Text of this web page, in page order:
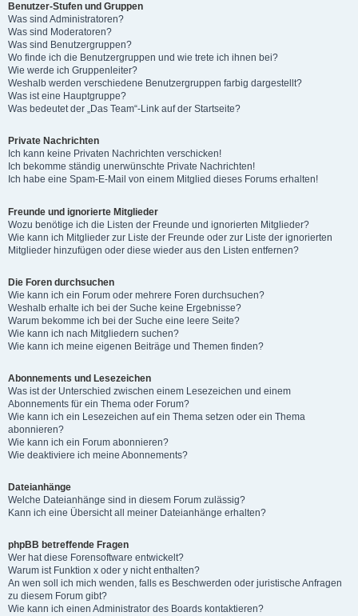
Benutzer-Stufen und Gruppen
Was sind Administratoren?
Was sind Moderatoren?
Was sind Benutzergruppen?
Wo finde ich die Benutzergruppen und wie trete ich ihnen bei?
Wie werde ich Gruppenleiter?
Weshalb werden verschiedene Benutzergruppen farbig dargestellt?
Was ist eine Hauptgruppe?
Was bedeutet der „Das Team“-Link auf der Startseite?
Private Nachrichten
Ich kann keine Privaten Nachrichten verschicken!
Ich bekomme ständig unerwünschte Private Nachrichten!
Ich habe eine Spam-E-Mail von einem Mitglied dieses Forums erhalten!
Freunde und ignorierte Mitglieder
Wozu benötige ich die Listen der Freunde und ignorierten Mitglieder?
Wie kann ich Mitglieder zur Liste der Freunde oder zur Liste der ignorierten
Mitglieder hinzufügen oder diese wieder aus den Listen entfernen?
Die Foren durchsuchen
Wie kann ich ein Forum oder mehrere Foren durchsuchen?
Weshalb erhalte ich bei der Suche keine Ergebnisse?
Warum bekomme ich bei der Suche eine leere Seite?
Wie kann ich nach Mitgliedern suchen?
Wie kann ich meine eigenen Beiträge und Themen finden?
Abonnements und Lesezeichen
Was ist der Unterschied zwischen einem Lesezeichen und einem
Abonnements für ein Thema oder Forum?
Wie kann ich ein Lesezeichen auf ein Thema setzen oder ein Thema
abonnieren?
Wie kann ich ein Forum abonnieren?
Wie deaktiviere ich meine Abonnements?
Dateianhänge
Welche Dateianhänge sind in diesem Forum zulässig?
Kann ich eine Übersicht all meiner Dateianhänge erhalten?
phpBB betreffende Fragen
Wer hat diese Forensoftware entwickelt?
Warum ist Funktion x oder y nicht enthalten?
An wen soll ich mich wenden, falls es Beschwerden oder juristische Anfragen
zu diesem Forum gibt?
Wie kann ich einen Administrator des Boards kontaktieren?